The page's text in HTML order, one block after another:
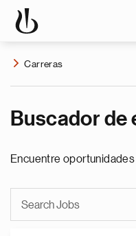
Carreras
Buscador de
Encuentre